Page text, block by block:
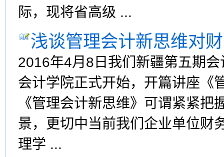
际，现将省高级 ...
浅谈管理会计新思维对
2016年4月8日我们新疆第五期
会计学院正式开始，开篇讲座《
《管理会计新思维》可谓紧紧把
景，更切中当前我们企业单位财
理学 ...